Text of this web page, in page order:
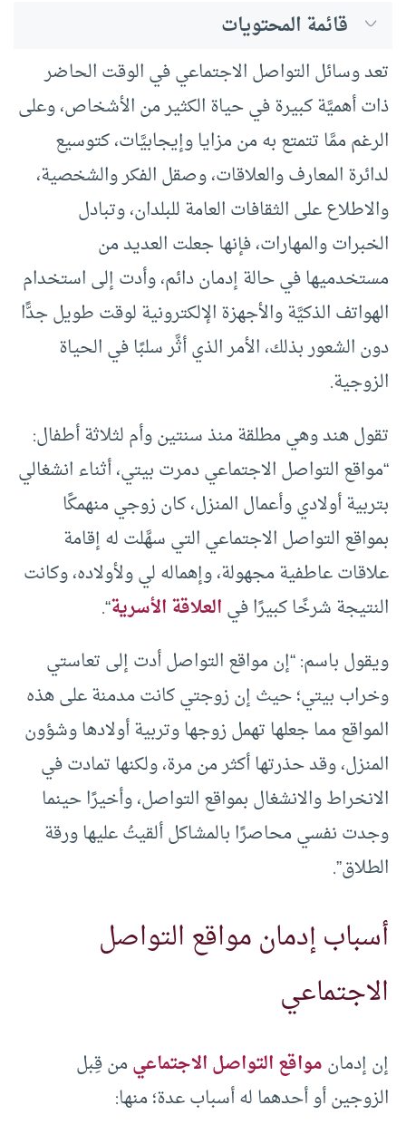
قائمة المحتويات
تعد وسائل التواصل الاجتماعي في الوقت الحاضر
ذات أهميَّة كبيرة في حياة الكثير من الأشخاص، وعلى
الرغم ممَّا تتمتع به من مزايا وإيجابيَّات، كتوسيع
لدائرة المعارف والعلاقات، وصقل الفكر والشخصية،
والاطلاع على الثقافات العامة للبلدان، وتبادل
الخبرات والمهارات، فإنها جعلت العديد من
مستخدميها في حالة إدمان دائم، وأدت إلى استخدام
الهواتف الذكيَّة والأجهزة الإلكترونية لوقت طويل جدًّا
دون الشعور بذلك، الأمر الذي أثَّر سلبًا في الحياة
الزوجية.
تقول هند وهي مطلقة منذ سنتين وأم لثلاثة أطفال:
“مواقع التواصل الاجتماعي دمرت بيتي، أثناء انشغالي
بتربية أولادي وأعمال المنزل، كان زوجي منهمكًا
بمواقع التواصل الاجتماعي التي سهَّلت له إقامة
علاقات عاطفية مجهولة، وإهماله لي ولأولاده، وكانت
النتيجة شرخًا كبيرًا فيالعلاقة الأسرية“.
ويقول باسم: “إن مواقع التواصل أدت إلى تعاستي
وخراب بيتي؛ حيث إن زوجتي كانت مدمنة على هذه
المواقع مما جعلها تهمل زوجها وتربية أولادها وشؤون
المنزل، وقد حذرتها أكثر من مرة، ولكنها تمادت في
الانخراط والانشغال بمواقع التواصل، وأخيرًا حينما
وجدت نفسي محاصرًا بالمشاكل ألقيتُ عليها ورقة
الطلاق”.
أسباب إدمان مواقع التواصل
الاجتماعي
إن إدمانمواقع التواصل الاجتماعيمن قِبل
الزوجين أو أحدهما له أسباب عدة؛ منها: